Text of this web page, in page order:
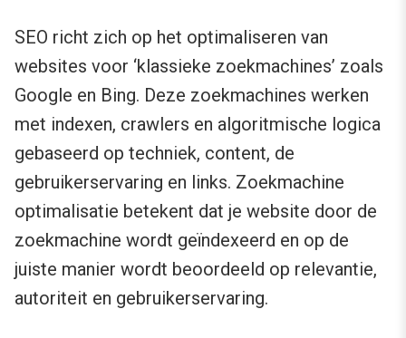
SEO richt zich op het optimaliseren van
websites voor ‘klassieke zoekmachines’ zoals
Google en Bing. Deze zoekmachines werken
met indexen, crawlers en algoritmische logica
gebaseerd op techniek, content, de
gebruikerservaring en links. Zoekmachine
optimalisatie betekent dat je website door de
zoekmachine wordt geïndexeerd en op de
juiste manier wordt beoordeeld op relevantie,
autoriteit en gebruikerservaring.